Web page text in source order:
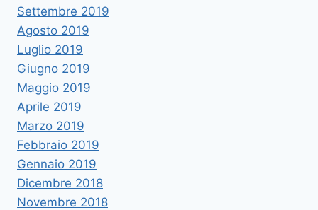
Settembre 2019
Agosto 2019
Luglio 2019
Giugno 2019
Maggio 2019
Aprile 2019
Marzo 2019
Febbraio 2019
Gennaio 2019
Dicembre 2018
Novembre 2018